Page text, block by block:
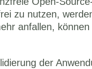
zu nutzen,
anfallen,
der